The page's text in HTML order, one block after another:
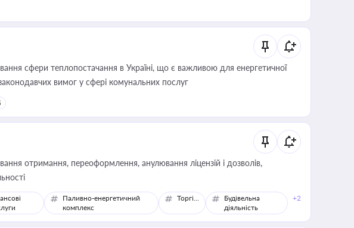
сфери теплопостачання в Україні, що є важливою для енергетичної
вимог у сфері комунальних послуг
отримання, переоформлення, анулювання ліцензій і дозволів,
Паливно-енергетичний
комплекс
Торгівля
Будівельна
діяльність
+2